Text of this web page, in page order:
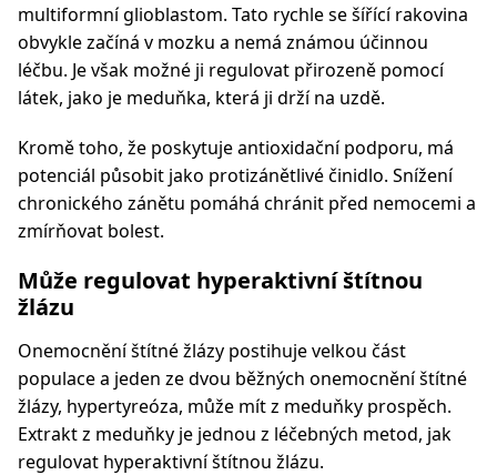
multiformní glioblastom. Tato rychle se šířící rakovina
obvykle začíná v mozku a nemá známou účinnou
léčbu. Je však možné ji regulovat přirozeně pomocí
látek, jako je meduňka, která ji drží na uzdě.
Kromě toho, že poskytuje antioxidační podporu, má
potenciál působit jako protizánětlivé činidlo. Snížení
chronického zánětu pomáhá chránit před nemocemi a
zmírňovat bolest.
Může regulovat hyperaktivní štítnou
žlázu
Onemocnění štítné žlázy postihuje velkou část
populace a jeden ze dvou běžných onemocnění štítné
žlázy, hypertyreóza, může mít z meduňky prospěch.
Extrakt z meduňky je jednou z léčebných metod, jak
regulovat hyperaktivní štítnou žlázu.